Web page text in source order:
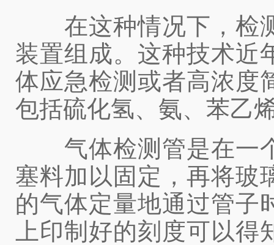
在这种情况下，检测
装置组成。这种技术近
体应急检测或者高浓度
包括硫化氢、氨、苯乙
气体检测管是在一个
塞料加以固定，再将玻
的气体定量地通过管子
上印制好的刻度可以